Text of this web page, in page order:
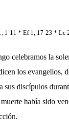
1-11 * Ef 1, 17-23 * Lc
celebramos la
los evangelios,
sus discípulos
había sido